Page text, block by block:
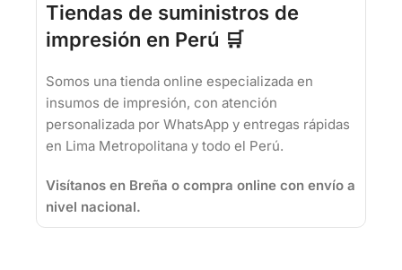
Tiendas de suministros de
impresión en Perú 🛒
Somos una tienda online especializada en
insumos de impresión, con atención
personalizada por WhatsApp y entregas rápidas
en Lima Metropolitana y todo el Perú.
Visítanos en Breña o compra online con envío a
nivel nacional.